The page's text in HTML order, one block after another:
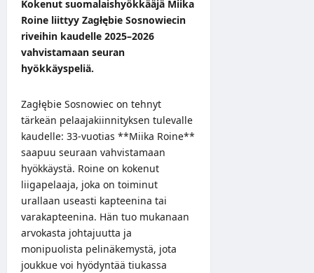
Kokenut suomalaishyökkääjä Miika
Roine liittyy Zagłębie Sosnowiecin
riveihin kaudelle 2025–2026
vahvistamaan seuran
hyökkäyspeliä.
Zagłębie Sosnowiec on tehnyt
tärkeän pelaajakiinnityksen tulevalle
kaudelle: 33-vuotias **Miika Roine**
saapuu seuraan vahvistamaan
hyökkäystä. Roine on kokenut
liigapelaaja, joka on toiminut
urallaan useasti kapteenina tai
varakapteenina. Hän tuo mukanaan
arvokasta johtajuutta ja
monipuolista pelinäkemystä, jota
joukkue voi hyödyntää tiukassa